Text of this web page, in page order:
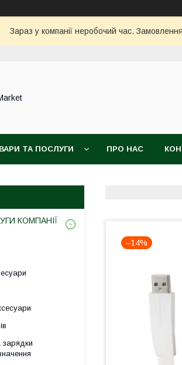
Зараз у компанії неробочий час.
ТА ПОСЛУГИ ПРО НАС
–14%
КОМПАНІЇ
зарядки